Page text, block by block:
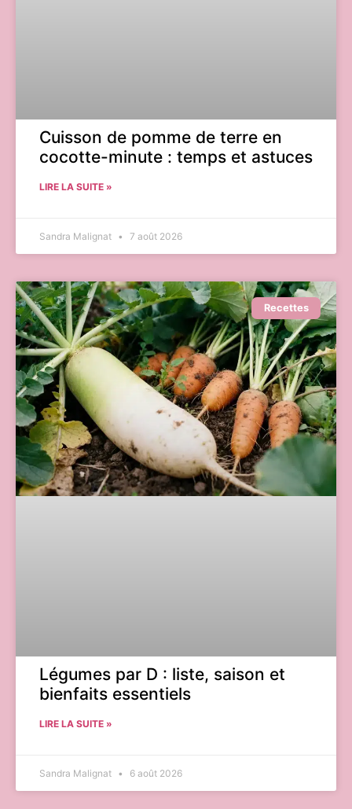
Cuisson de pomme de terre en
cocotte-minute : temps et astuces
LIRE LA SUITE »
Sandra Malignat 7 août 2026
Recettes
Légumes par D : liste, saison et
bienfaits essentiels
LIRE LA SUITE »
Sandra Malignat 6 août 2026